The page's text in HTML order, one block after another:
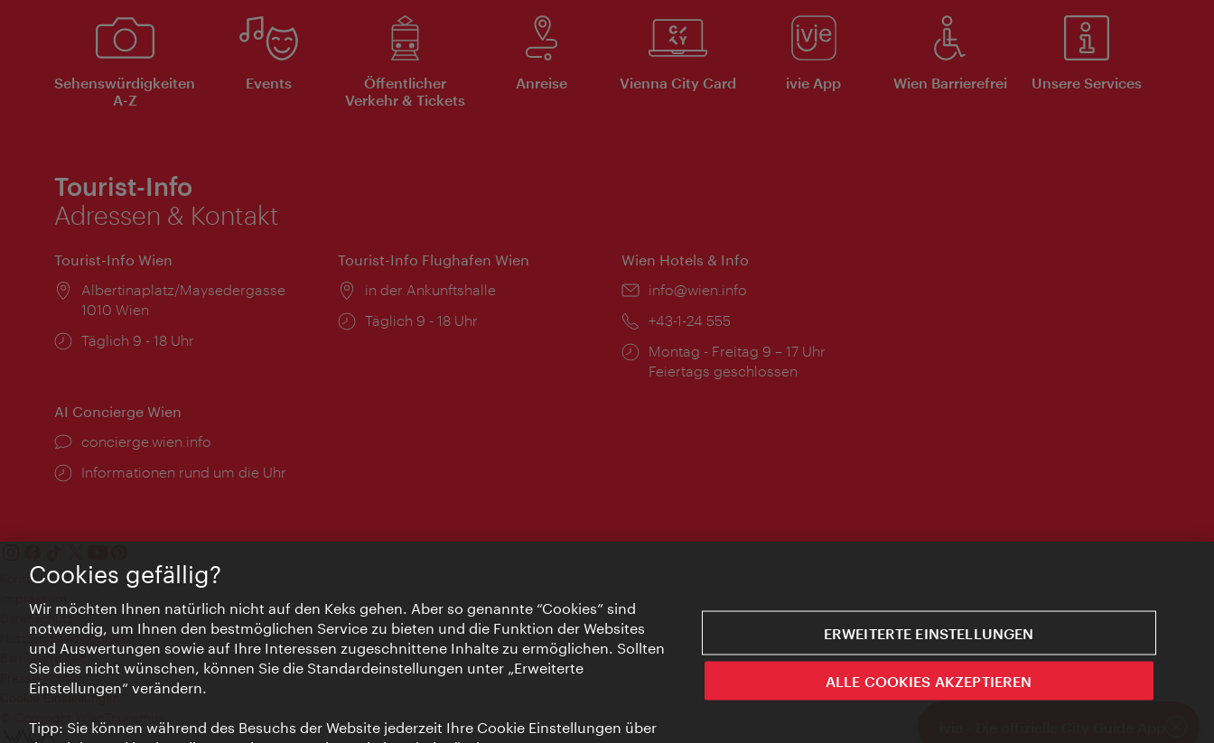
Sehenswürdigkeiten
A-Z
Events
Öffentlicher
Verkehr & Tickets
Anreise Vienna City Card ivie App Wien Barrierefrei Unsere Services
Tourist-Info
Adressen & Kontakt
Tourist-Info Wien
Ort:
Albertinaplatz/Maysedergasse
1010 Wien
Öffnungszeiten:
Täglich 9 - 18 Uhr
Tourist-Info Flughafen Wien
Ort:
in der Ankunftshalle
Öffnungszeiten:
Täglich 9 - 18 Uhr
Wien Hotels & Info
Email:
info@wien.info
Telefon:
+43-1-24 555
Öffnungszeiten:
Montag - Freitag 9 – 17 Uhr
Feiertags geschlossen
AI Concierge Wien
Ort:
concierge.wien.info
Öffnungszeiten:
Informationen rund um die Uhr
Kontakt
Datenschutz
Nutzungsbedingungen
Barrierefreiheit
Presse-Kontakt
Cookie Einstellungen
Cookies gefällig?
Wir möchten Ihnen natürlich nicht auf den Keks gehen. Aber so genannte “Cookies” sind
notwendig, um Ihnen den bestmöglichen Service zu bieten und die Funktion der Websites
und Auswertungen sowie auf Ihre Interessen zugeschnittene Inhalte zu ermöglichen. Sollten
Sie dies nicht wünschen, können Sie die Standardeinstellungen unter „Erweiterte
Einstellungen“ verändern.
Tipp: Sie können während des Besuchs der Website jederzeit Ihre Cookie Einstellungen über
ERWEITERTE EINSTELLUNGEN
ALLE COOKIES AKZEPTIEREN